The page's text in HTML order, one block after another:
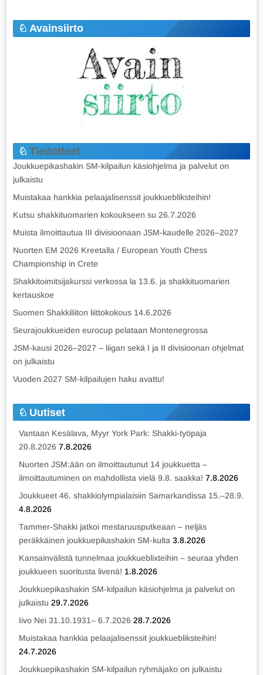
Avainsiirto
Tiedotteet
Joukkuepikashakin SM-kilpailun käsiohjelma ja palvelut on
julkaistu
Muistakaa hankkia pelaajalisenssit joukkuebliksteihin!
Kutsu shakkituomarien kokoukseen su 26.7.2026
Muista ilmoittautua III divisioonaan JSM-kaudelle 2026–2027
Nuorten EM 2026 Kreetalla / European Youth Chess
Championship in Crete
Shakkitoimitsijakurssi verkossa la 13.6. ja shakkituomarien
kertauskoe
Suomen Shakkiliiton liittokokous 14.6.2026
Seurajoukkueiden eurocup pelataan Montenegrossa
JSM-kausi 2026–2027 – liigan sekä I ja II divisioonan ohjelmat
on julkaistu
Vuoden 2027 SM-kilpailujen haku avattu!
Uutiset
Vantaan Kesälava, Myyr York Park: Shakki-työpaja
20.8.2026 7.8.2026
Nuorten JSM:ään on ilmoittautunut 14 joukkuetta –
ilmoittautuminen on mahdollista vielä 9.8. saakka! 7.8.2026
Joukkueet 46. shakkiolympialaisiin Samarkandissa 15.–28.9.
4.8.2026
Tammer-Shakki jatkoi mestaruusputkeaan – neljäs
peräkkäinen joukkuepikashakin SM-kulta 3.8.2026
Kansainvälistä tunnelmaa joukkueblixteihin – seuraa yhden
joukkueen suoritusta livenä! 1.8.2026
Joukkuepikashakin SM-kilpailun käsiohjelma ja palvelut on
julkaistu 29.7.2026
Iivo Nei 31.10.1931– 6.7.2026 28.7.2026
Muistakaa hankkia pelaajalisenssit joukkuebliksteihin!
24.7.2026
Joukkuepikashakin SM-kilpailun ryhmäjako on julkaistu